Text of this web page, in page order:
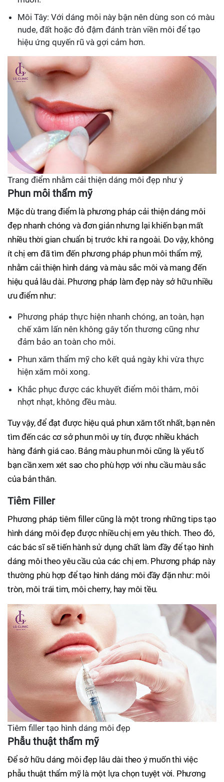
Môi Tây: Với dáng môi này bận nên dùng son có màu
nude, đất hoặc đỏ đậm đánh tràn viền môi để tạo
hiệu ứng quyến rũ và gợi cảm hơn.
Trang điểm nhằm cải thiện dáng môi đẹp như ý
Phun môi thẩm mỹ
Mặc dù trang điểm là phương pháp cải thiện dáng môi
đẹp nhanh chóng và đơn giản nhưng lại khiến bạn mất
nhiều thời gian chuẩn bị trước khi ra ngoài. Do vậy, không
ít chị em đã tìm đến phương pháp phun môi thẩm mỹ,
nhằm cải thiện hình dáng và màu sắc môi và mang đến
hiệu quả lâu dài. Phương pháp làm đẹp này sở hữu nhiều
ưu điểm như:
Phương pháp thực hiện nhanh chóng, an toàn, hạn
chế xâm lấn nên không gây tổn thương cũng như
đảm bảo an toàn cho môi.
Phun xăm thẩm mỹ cho kết quả ngày khi vừa thực
hiện xăm môi xong.
Khắc phục được các khuyết điểm môi thâm, môi
nhợt nhạt, không đều màu.
Tuy vậy, để đạt được hiệu quả phun xăm tốt nhất, bạn nên
tìm đến các cơ sở phun môi uy tín, được nhiều khách
hàng đánh giá cao. Bảng màu phun môi cũng là yếu tố
bạn cần xem xét sao cho phù hợp với nhu cầu màu sắc
của bản thân.
Tiêm Filler
Phương pháp tiêm filler cũng là một trong những tips tạo
hình dáng môi đẹp được nhiều chị em yêu thích. Theo đó,
các bác sĩ sẽ tiến hành sử dụng chất làm đầy để tạo hình
dáng môi theo yêu cầu của các chị em. Phương pháp này
thường phù hợp để tạo hình dáng môi đầy đặn như: môi
tròn, môi trái tim, môi cherry, hay môi tều.
Tiêm filler tạo hình dáng môi đẹp
Phẫu thuật thẩm mỹ
Để sở hữu dáng môi đẹp lâu dài theo ý muốn thì việc
phẫu thuật thẩm mỹ là một lựa chọn tuyệt vời. Phương